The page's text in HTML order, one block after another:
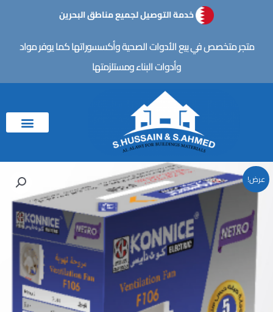
المحتوى
خدمة التوصيل لجميع مناطق البحرين
متجر متخصص في بيع الأدوات الصحية وأكسسوراتها كما يوفر مواد
وأدوات البناء ومستلزمتها
عرض!